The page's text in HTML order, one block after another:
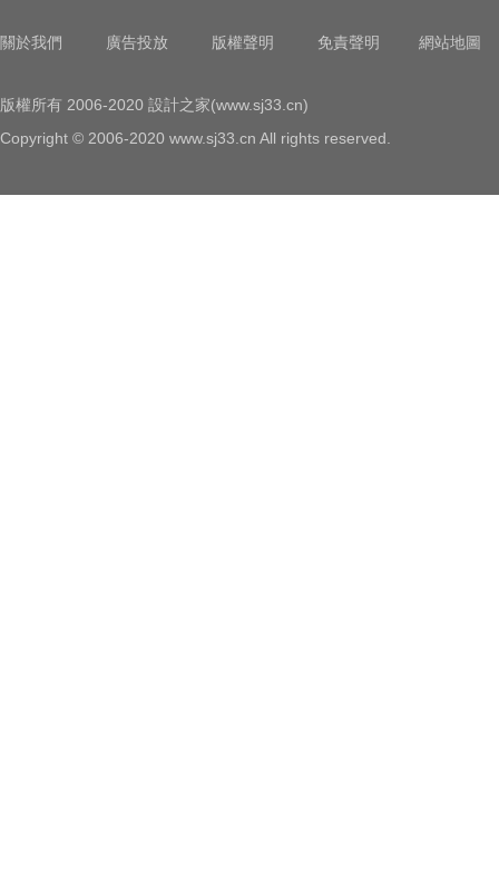
關於我們 廣告投放 版權聲明 免責聲明 網站地圖
版權所有 2006-2020 設計之家(www.sj33.cn)
Copyright © 2006-2020 www.sj33.cn All rights reserved.